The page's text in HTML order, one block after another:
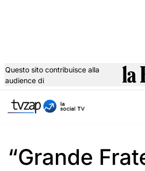
al
Questo sito contribuisce alla
audience di
“Grande